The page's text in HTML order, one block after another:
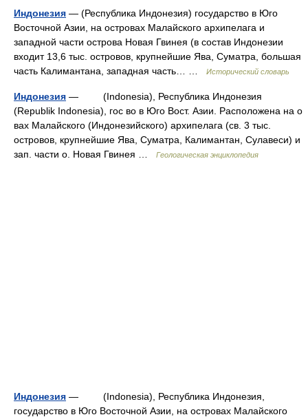
Индонезия — (Республика Индонезия) государство в Юго
Восточной Азии, на островах Малайского архипелага и
западной части острова Новая Гвинея (в состав Индонезии
входит 13,6 тыс. островов, крупнейшие Ява, Суматра, большая
часть Калимантана, западная часть… …
Исторический словарь
Индонезия — (Indonesia), Республика Индонезия
(Republik Indonesia), гос во в Юго Вост. Азии. Расположена на о
вах Малайского (Индонезийского) архипелага (св. 3 тыс.
островов, крупнейшие Ява, Суматра, Калимантан, Сулавеси) и
зап. части о. Новая Гвинея …
Геологическая энциклопедия
Индонезия — (Indonesia), Республика Индонезия,
государство в Юго Восточной Азии, на островах Малайского